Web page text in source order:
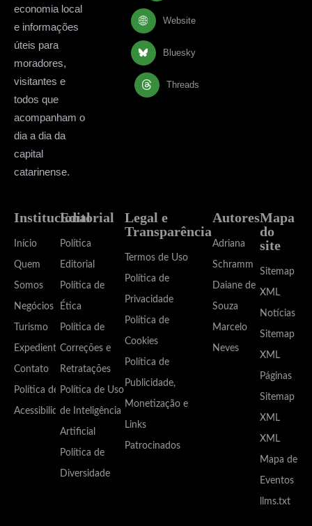
economia local
e informações
úteis para
moradores,
visitantes e
todos que
acompanham o
dia a dia da
capital
catarinense.
Website
Bluesky
Threads
Institucional
Início
Quem
Somos
Negócios
Turismo
Expediente
Contato
Política de
Acessibilidade
Editorial
Política
Editorial
Política de
Ética
Política de
Correções e
Retratações
Política de Uso
de Inteligência
Artificial
Política de
Diversidade
Legal e
Transparência
Termos de Uso
Política de
Privacidade
Política de
Cookies
Política de
Publicidade,
Monetização e
Links
Patrocinados
Autores
Adriana
Schramm
Daiane de
Souza
Marcelo
Neves
Mapa
do
site
Sitemap
XML
Notícias
Sitemap
XML
Páginas
Sitemap
XML
XML
Mapa de
Eventos
llms.txt